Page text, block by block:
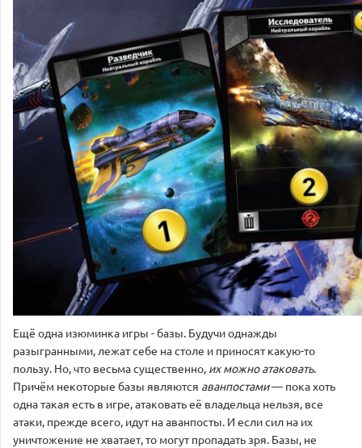
Ещё одна изюминка игры - базы. Будучи однажды
разыгранными, лежат себе на столе и приносят какую-то
пользу. Но, что весьма существенно, их можно атаковать.
Причём некоторые базы являются аванпостами— пока хоть
одна такая есть в игре, атаковать её владельца нельзя, все
атаки, прежде всего, идут на аванпосты. И если сил на их
уничтожение не хватает, то могут пропадать зря. Базы, не